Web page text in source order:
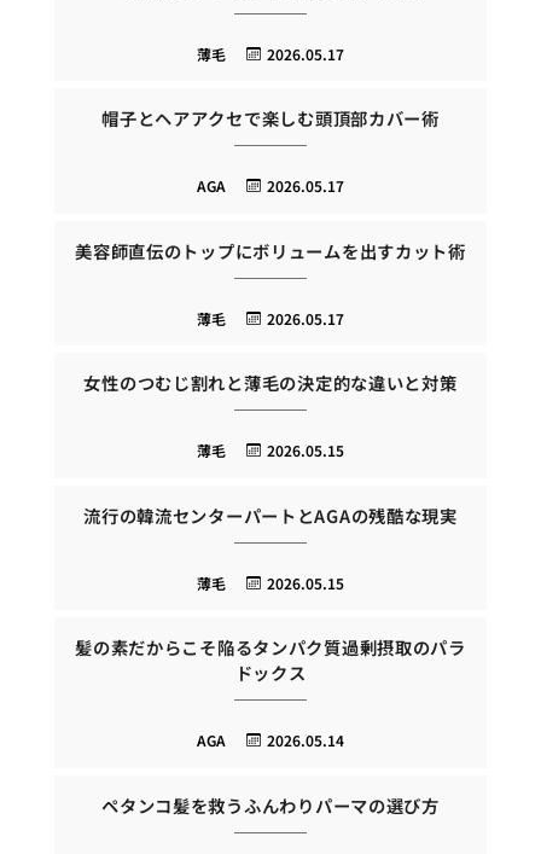
2026.05.17
薄毛
帽子とヘアアクセで楽しむ頭頂部カバー術
2026.05.17
AGA
美容師直伝のトップにボリュームを出すカット術
2026.05.17
薄毛
女性のつむじ割れと薄毛の決定的な違いと対策
2026.05.15
薄毛
流行の韓流センターパートとAGAの残酷な現実
2026.05.15
薄毛
髪の素だからこそ陥るタンパク質過剰摂取のパラ
ドックス
2026.05.14
AGA
ペタンコ髪を救うふんわりパーマの選び方